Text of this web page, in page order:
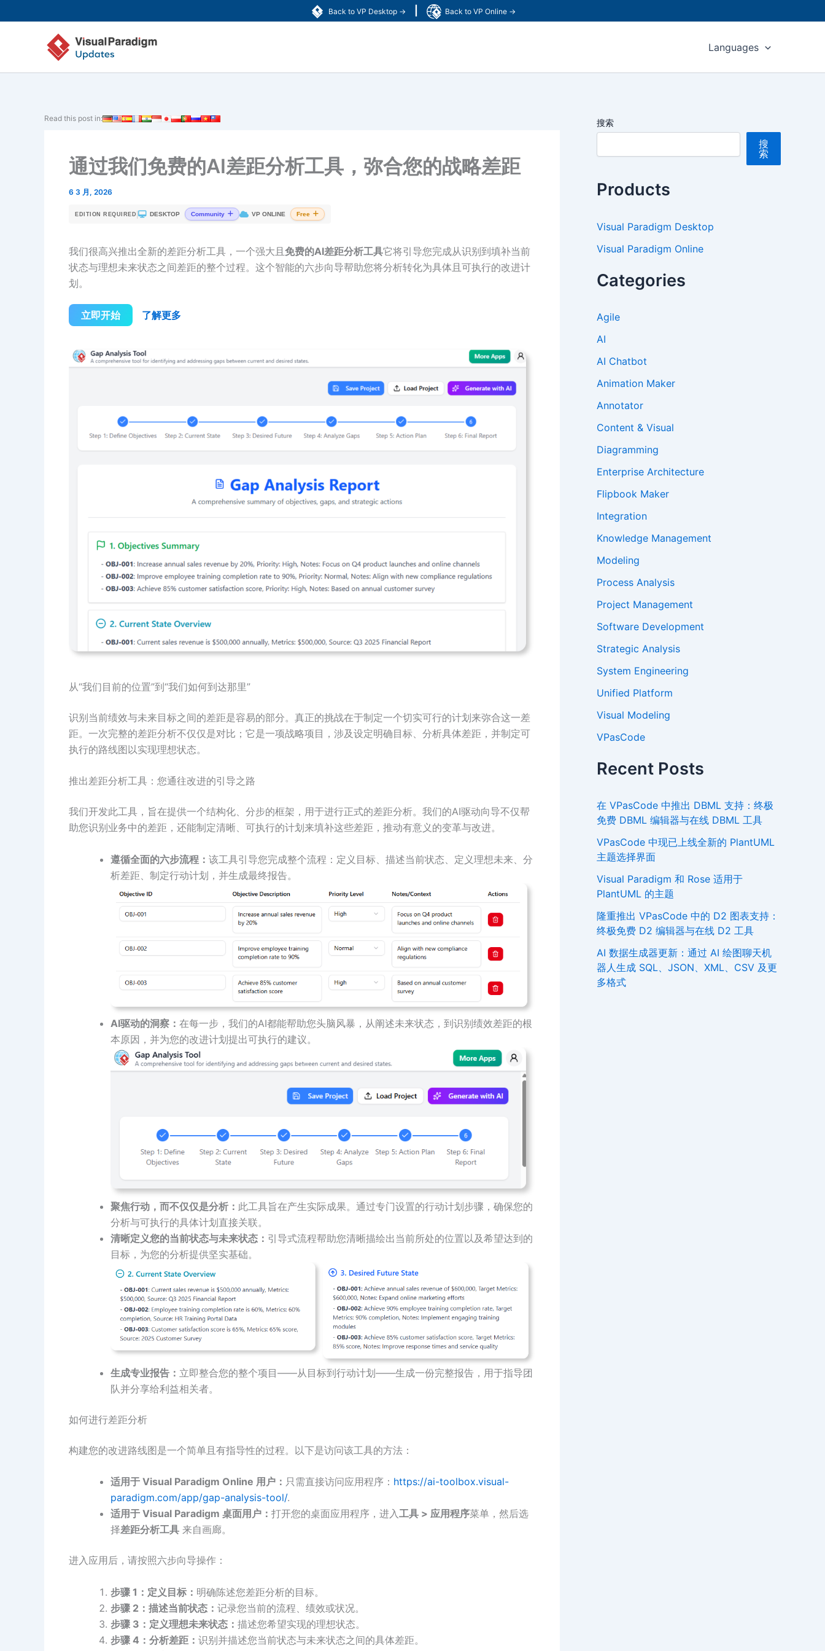
Back to VP Desktop → Back to VP Online →
至
Languages
Read this post in:
通过我们免费的AI差距分析工具，弥合您的战略差距
6 3 月, 2026
EDITION REQUIRED DESKTOP Community VP ONLINE Free
我们很高兴推出全新的差距分析工具，一个强大且 免费的AI差距分析工具它将引导您完成从识别到填补当前
状态与理想未来状态之间差距的整个过程。这个智能的六步向导帮助您将分析转化为具体且可执行的改进计
划。
立即开始 了解更多
从“我们目前的位置”到“我们如何到达那里”
识别当前绩效与未来目标之间的差距是容易的部分。真正的挑战在于制定一个切实可行的计划来弥合这一差
距。一次完整的差距分析不仅仅是对比；它是一项战略项目，涉及设定明确目标、分析具体差距，并制定可
执行的路线图以实现理想状态。
推出差距分析工具：您通往改进的引导之路
我们开发此工具，旨在提供一个结构化、分步的框架，用于进行正式的差距分析。我们的AI驱动向导不仅帮
助您识别业务中的差距，还能制定清晰、可执行的计划来填补这些差距，推动有意义的变革与改进。
遵循全面的六步流程： 该工具引导您完成整个流程：定义目标、描述当前状态、定义理想未来、分
析差距、制定行动计划，并生成最终报告。
AI驱动的洞察： 在每一步，我们的AI都能帮助您头脑风暴，从阐述未来状态，到识别绩效差距的根
本原因，并为您的改进计划提出可执行的建议。
聚焦行动，而不仅仅是分析： 此工具旨在产生实际成果。通过专门设置的行动计划步骤，确保您的
分析与可执行的具体计划直接关联。
清晰定义您的当前状态与未来状态： 引导式流程帮助您清晰描绘出当前所处的位置以及希望达到的
目标，为您的分析提供坚实基础。
生成专业报告： 立即整合您的整个项目——从目标到行动计划——生成一份完整报告，用于指导团
队并分享给利益相关者。
如何进行差距分析
构建您的改进路线图是一个简单且有指导性的过程。以下是访问该工具的方法：
适用于 Visual Paradigm Online 用户： 只需直接访问应用程序： https://ai-toolbox.visual-
paradigm.com/app/gap-analysis-tool/.
适用于 Visual Paradigm 桌面用户： 打开您的桌面应用程序，进入工具 > 应用程序菜单，然后选
择差距分析工具 来自画廊。
进入应用后，请按照六步向导操作：
步骤 1：定义目标： 明确陈述您差距分析的目标。
步骤 2：描述当前状态： 记录您当前的流程、绩效或状况。
步骤 3：定义理想未来状态： 描述您希望实现的理想状态。
步骤 4：分析差距： 识别并描述您当前状态与未来状态之间的具体差距。
搜索
搜
索
Products
Visual Paradigm Desktop
Visual Paradigm Online
Categories
Agile
AI
AI Chatbot
Animation Maker
Annotator
Content & Visual
Diagramming
Enterprise Architecture
Flipbook Maker
Integration
Knowledge Management
Modeling
Process Analysis
Project Management
Software Development
Strategic Analysis
System Engineering
Unified Platform
Visual Modeling
VPasCode
Recent Posts
在 VPasCode 中推出 DBML 支持：终极
免费 DBML 编辑器与在线 DBML 工具
VPasCode 中现已上线全新的 PlantUML
主题选择界面
Visual Paradigm 和 Rose 适用于
PlantUML 的主题
隆重推出 VPasCode 中的 D2 图表支持：
终极免费 D2 编辑器与在线 D2 工具
AI 数据生成器更新：通过 AI 绘图聊天机
器人生成 SQL、JSON、XML、CSV 及更
多格式